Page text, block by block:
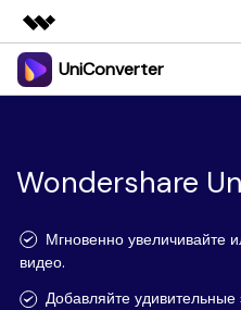
Рекомендуемые продукты
Решения
О нас
Новости
Покупка
UniConverter
Windows
Mac
Функции
AI функции
Руководство
Блог
Wondershare
Мгновенно увеличивайте
видео.
Добавляйте